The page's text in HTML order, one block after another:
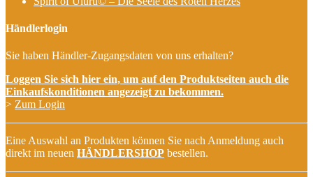
Händlerlogin
Sie haben Händler-Zugangsdaten von uns erhalten?
Loggen Sie sich hier ein, um auf den Produktseiten auch die
Einkaufskonditionen angezeigt zu bekommen.
> Zum Login
Eine Auswahl an Produkten können Sie nach Anmeldung auch
direkt im neuen HÄNDLERSHOP bestellen.